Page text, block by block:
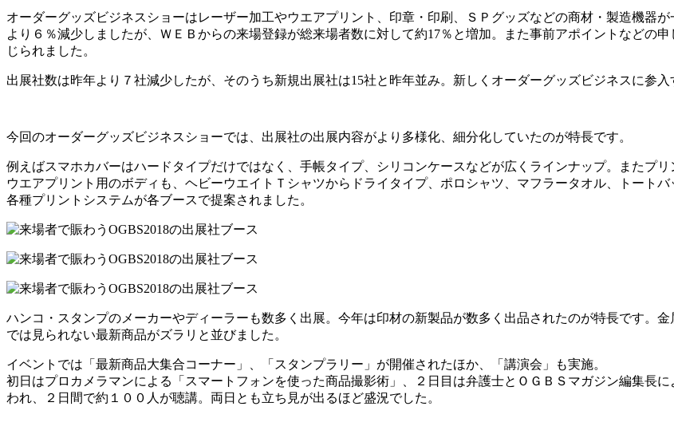
オーダーグッズビジネスショーはレーザー加工やウエアプリント、印章・印刷、ＳＰグッズなどの商材・製造機器
より６％減少しましたが、ＷＥＢからの来場登録が総来場者数に対して約17％と増加。また事前アポイントなどの
じられました。
出展社数は昨年より７社減少したが、そのうち新規出展社は15社と昨年並み。新しくオーダーグッズビジネスに参
今回のオーダーグッズビジネスショーでは、出展社の出展内容がより多様化、細分化していたのが特長です。
例えばスマホカバーはハードタイプだけではなく、手帳タイプ、シリコンケースなどが広くラインナップ。またプ
ウエアプリント用のボディも、ヘビーウエイトＴシャツからドライタイプ、ポロシャツ、マフラータオル、トート
各種プリントシステムが各ブースで提案されました。
ハンコ・スタンプのメーカーやディーラーも数多く出展。今年は印材の新製品が数多く出品されたのが特長です。
では見られない最新商品がズラリと並びました。
イベントでは「最新商品大集合コーナー」、「スタンプラリー」が開催されたほか、「講演会」も実施。
初日はプロカメラマンによる「スマートフォンを使った商品撮影術」、２日目は弁護士とＯＧＢＳマガジン編集長
われ、２日間で約１００人が聴講。両日とも立ち見が出るほど盛況でした。